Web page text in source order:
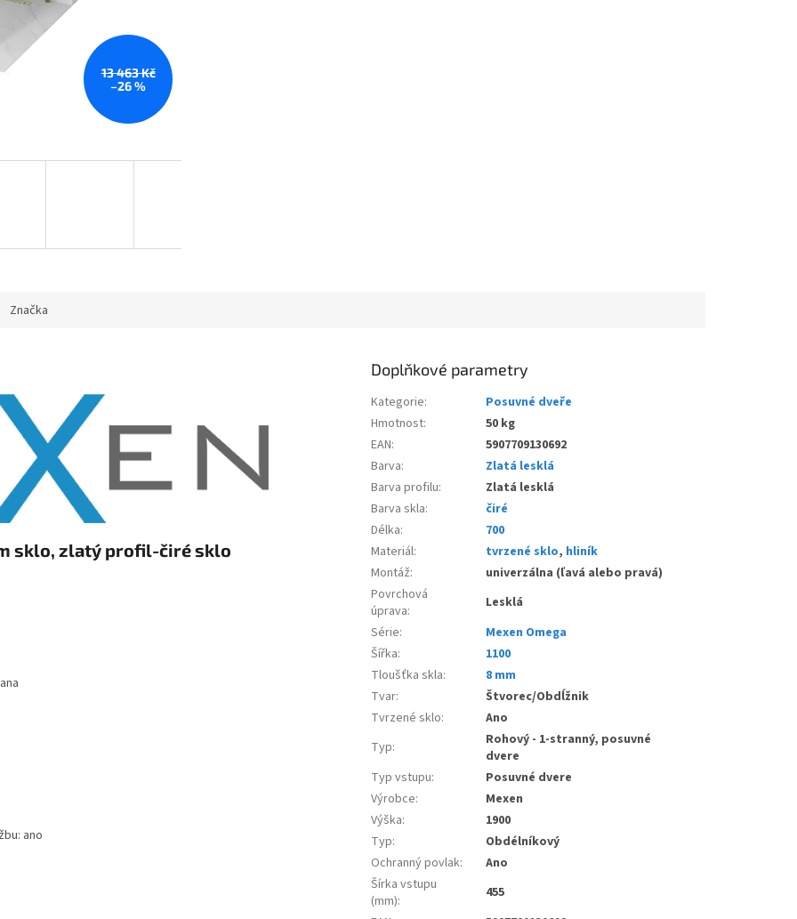
13 463 Kč
–26 %
Značka
sklo, zlatý profil-čiré sklo
ano
Doplňkové parametry
Kategorie:
Posuvné dveře
Hmotnost:
50 kg
EAN:
5907709130692
Barva:
Zlatá lesklá
Barva profilu:
Zlatá lesklá
Barva skla:
čiré
Délka:
700
Materiál: tvrzené sklo, hliník
Montáž:
univerzálna (ľavá alebo pravá)
Povrchová
úprava:
Lesklá
Série:
Mexen Omega
Šířka:
1100
Tloušťka skla:
8 mm
Tvar:
Štvorec/Obdĺžnik
Tvrzené sklo:
Ano
Typ:
Rohový - 1-stranný, posuvné
dvere
Typ vstupu:
Posuvné dvere
Výrobce:
Mexen
Výška:
1900
Typ:
Obdélníkový
Ochranný povlak:
Ano
Šírka vstupu
(mm):
455